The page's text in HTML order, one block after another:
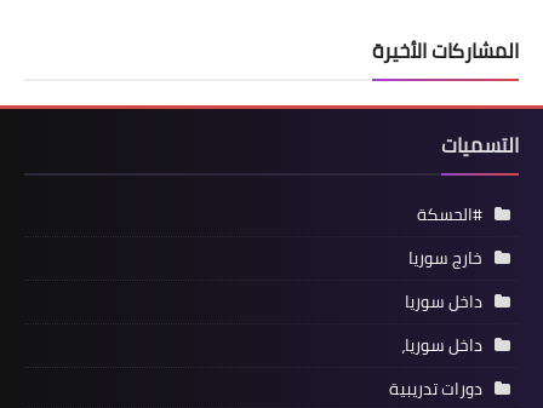
المشاركات الأخيرة
التسميات
#الحسكة
خارج سوريا
داخل سوريا
داخل سوريا،
دورات تدريبية